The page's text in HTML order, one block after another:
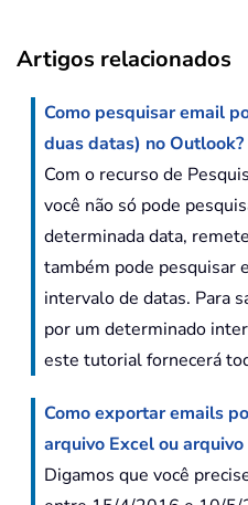
Artigos relacionados
Como pesquisar email
duas datas) no Outlook?
Com o recurso de
você não só pode
determinada data,
também pode pesquisar
intervalo de datas. Para
por um determinado
este tutorial fornecerá
Como exportar emails
arquivo Excel ou
Digamos que você